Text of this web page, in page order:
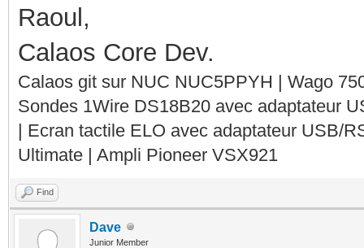
Raoul,
Calaos Core Dev.
Calaos git sur NUC NUC5PPYH | Wago
Sondes 1Wire DS18B20 avec adaptateur
| Ecran tactile ELO avec adaptateur USB/
Ultimate | Ampli Pioneer VSX921
Find
Dave
Junior Member